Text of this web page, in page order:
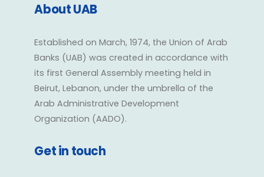
About UAB
Established on March, 1974, the Union of Arab
Banks (UAB) was created in accordance with
its first General Assembly meeting held in
Beirut, Lebanon, under the umbrella of the
Arab Administrative Development
Organization (AADO).
Get in touch